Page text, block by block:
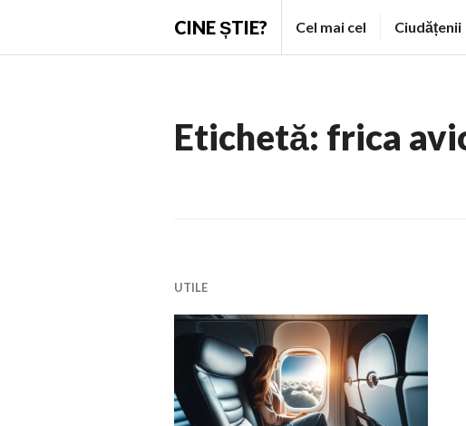
CINE ȘTIE? Cel mai cel Ciudățenii
Etichetă: frica
UTILE